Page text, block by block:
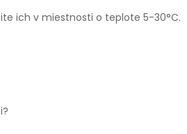
ich v miestnosti o teplote 5-30°C.